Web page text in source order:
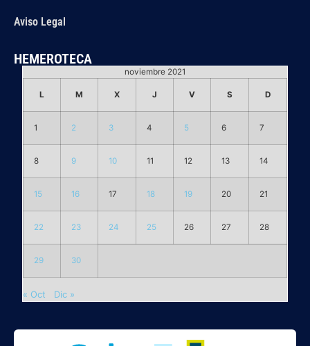
Aviso Legal
HEMEROTECA
noviembre 2021
L M X J V S D
1 2 3 4 5 6 7
8 9 10 11 12 13 14
15 16 17 18 19 20 21
22 23 24 25 26 27 28
29 30
« Oct Dic »